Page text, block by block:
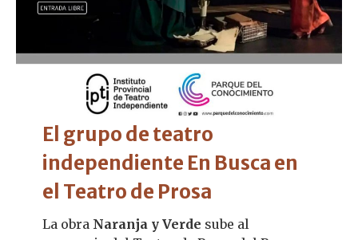
El grupo de teatro
independiente En Busca en
el Teatro de Prosa
La obra Naranja y Verde sube al